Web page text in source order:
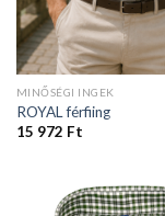
MINŐSÉGI INGEK
ROYAL férfiing
15 972 Ft